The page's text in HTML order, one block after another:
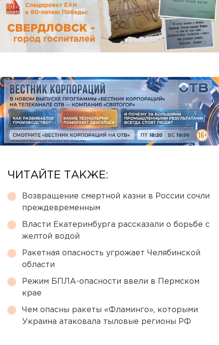
ЧИТАЙТЕ ТАКЖЕ:
Возвращение смертной казни в России сочли
преждевременным
Власти Екатеринбурга рассказали о борьбе с
желтой водой
Ракетная опасность угрожает Челябинской
области
Режим БПЛА-опасности ввели в Пермском
крае
Чем опасны ракеты «Фламинго», которыми
Украина атаковала тыловые регионы РФ